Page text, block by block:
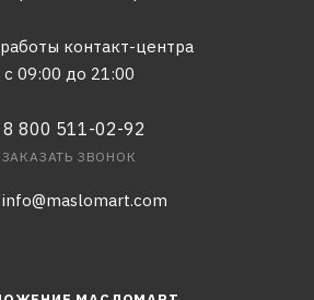
контакт-центра
с 09:00 до 21:00
8 800 511-02-92
ЗАКАЗАТЬ ЗВОНОК
info@maslomart.com